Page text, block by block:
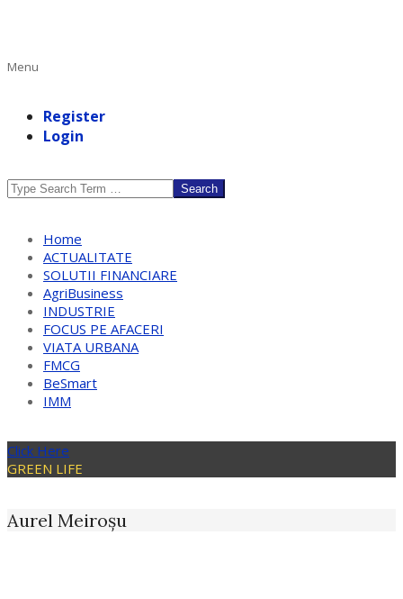
Primary
Menu
Register
Login
Search
Home
ACTUALITATE
SOLUTII FINANCIARE
AgriBusiness
INDUSTRIE
FOCUS PE AFACERI
VIATA URBANA
FMCG
BeSmart
IMM
Click Here
GREEN LIFE
Aurel Meiroșu